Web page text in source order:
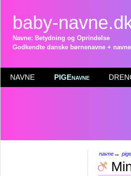
baby-
Navne: Betydning og Oprindelse
Godkendte danske børnenavne +
NAVNE PIGEnavne
navne→